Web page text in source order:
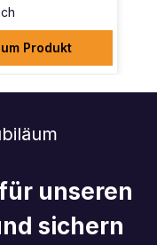
Produkt
unseren
sichern